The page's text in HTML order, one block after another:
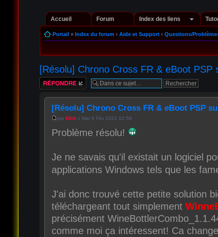
Accueil Forum Index des liens
Portail» Index du forum ‹ Aide et Support ‹ Questions/
[Résolu] Chrono Cross FR & eBoot PSP
Répondre
[Résolu] Chrono Cross FR & eBoot PSP
par KEN» Mar 9 Fév 2021 02:59
Problème résolu!
Je ne savais qu'il existait un logiciel
applications Windows tels que les
J'ai donc trouvé cette petite solution
téléchargeant tout simplement
précisément
comme moi ça intéressent! Ca